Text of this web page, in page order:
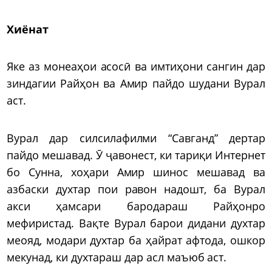
Хиёнат
Яке аз монеаҳои асосӣ ва имтиҳони сангин дар
зиндагии Райҳон ва Амир пайдо шудани Вурал
аст.
Вурал дар силсилафилми “Савганд” дертар
пайдо мешавад. Ӯ ҷавонест, ки тариқи Интернет
бо Сунна, хоҳари Амир шинос мешавад ва
азбаски духтар пои равон надошт, ба Вурал
акси ҳамсари бародараш Райҳонро
мефиристад. Вақте Вурал барои дидани духтар
меояд, модари духтар ба ҳайрат афтода, ошкор
мекунад, ки духтараш дар асл маъюб аст.